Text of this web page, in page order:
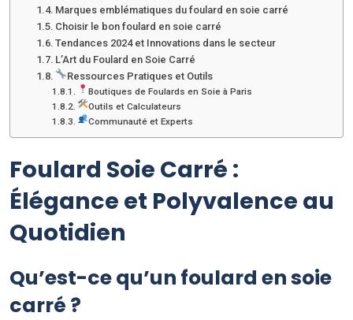
Marques emblématiques du foulard en soie carré
Choisir le bon foulard en soie carré
Tendances 2024 et Innovations dans le secteur
L’Art du Foulard en Soie Carré
Ressources Pratiques et Outils
Boutiques de Foulards en Soie à Paris
Outils et Calculateurs
Communauté et Experts
Foulard Soie Carré :
Élégance et Polyvalence au
Quotidien
Qu’est-ce qu’un foulard en soie
carré ?